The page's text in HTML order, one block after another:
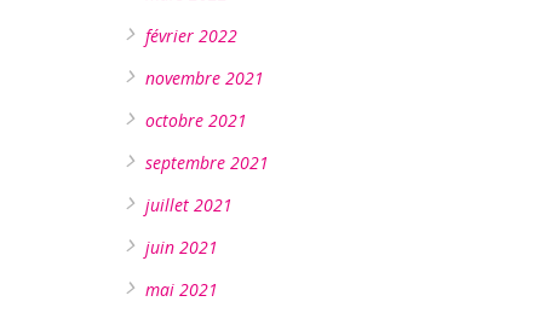
février 2022
novembre 2021
octobre 2021
septembre 2021
juillet 2021
juin 2021
mai 2021